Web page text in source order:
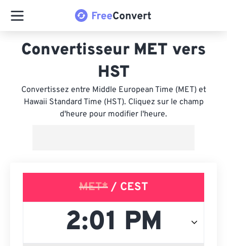
Convertisseur MET vers
HST
Convertissez entre Middle European Time (MET) et
Hawaii Standard Time (HST). Cliquez sur le champ
d'heure pour modifier l'heure.
MET* / CEST